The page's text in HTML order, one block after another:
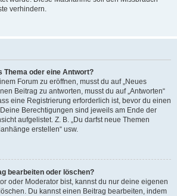
verhindern.
Thema oder eine Antwort?
Forum zu eröffnen, musst du auf „Neues
Beitrag zu antworten, musst du auf „Antworten“
eine Registrierung erforderlich ist, bevor du einen
Berechtigungen sind jeweils am Ende der
aufgelistet. Z. B. „Du darfst neue Themen
erstellen“ usw.
bearbeiten oder löschen?
oder Moderator bist, kannst du nur deine eigenen
Du kannst einen Beitrag bearbeiten, indem